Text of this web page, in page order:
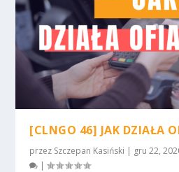
[CLNGO 46] JAK DZIAŁA
przez Szczepan Kasiński | gru 22,
|